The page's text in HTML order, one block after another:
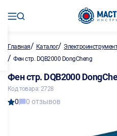
Главная/ Каталог/
/ Фен стр. DQB2000 DongCheng
Фен стр. DQB2000
Код товара: 2728
0 0 отзывов